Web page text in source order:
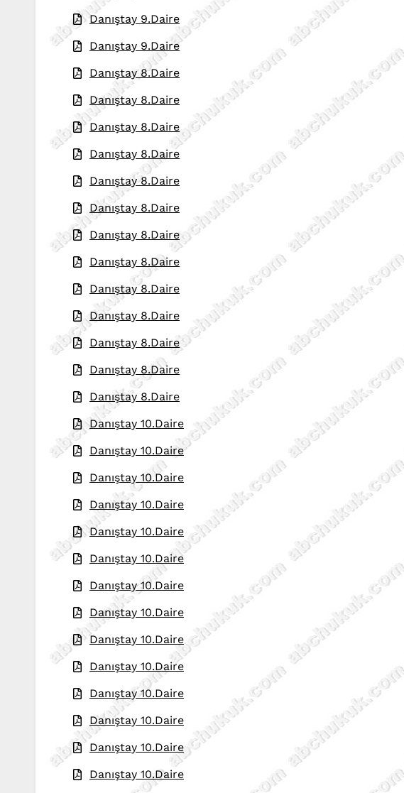
Danıştay 9.Daire
Danıştay 9.Daire
Danıştay 8.Daire
Danıştay 8.Daire
Danıştay 8.Daire
Danıştay 8.Daire
Danıştay 8.Daire
Danıştay 8.Daire
Danıştay 8.Daire
Danıştay 8.Daire
Danıştay 8.Daire
Danıştay 8.Daire
Danıştay 8.Daire
Danıştay 8.Daire
Danıştay 8.Daire
Danıştay 10.Daire
Danıştay 10.Daire
Danıştay 10.Daire
Danıştay 10.Daire
Danıştay 10.Daire
Danıştay 10.Daire
Danıştay 10.Daire
Danıştay 10.Daire
Danıştay 10.Daire
Danıştay 10.Daire
Danıştay 10.Daire
Danıştay 10.Daire
Danıştay 10.Daire
Danıştay 10.Daire